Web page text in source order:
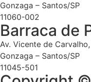
Gonzaga – Santos/SP
11060-002
Barraca de
Av. Vicente de
Gonzaga – Santos/SP
11045-501